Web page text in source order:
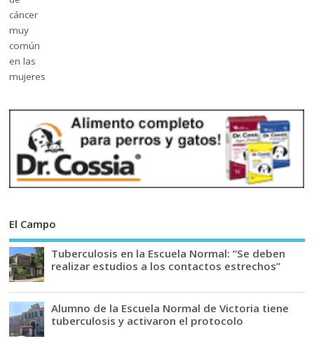
El Campo
Tuberculosis en la Escuela Normal: “Se deben
realizar estudios a los contactos estrechos”
Alumno de la Escuela Normal de Victoria tiene
tuberculosis y activaron el protocolo